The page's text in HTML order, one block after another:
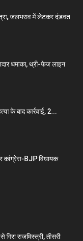
जलभराव में लेटकर दंडवत
धमाका, थ्री-फेज लाइन
के बाद कार्रवाई, 2...
कांग्रेस-BJP विधायक
गिरा राजमिस्त्री, तीसरी